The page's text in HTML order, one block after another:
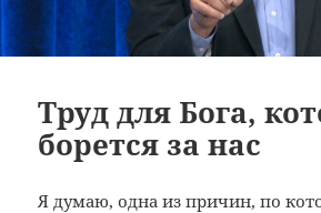
Труд для Бога,
борется за нас
Я думаю, одна из причин, по